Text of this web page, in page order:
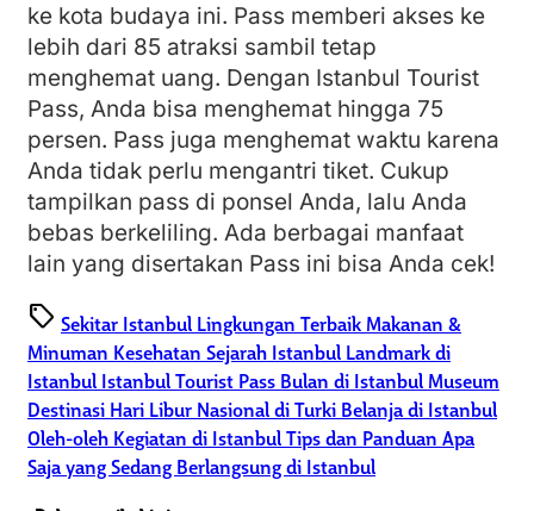
ke kota budaya ini. Pass memberi akses ke
lebih dari 85 atraksi sambil tetap
menghemat uang. Dengan Istanbul Tourist
Pass, Anda bisa menghemat hingga 75
persen. Pass juga menghemat waktu karena
Anda tidak perlu mengantri tiket. Cukup
tampilkan pass di ponsel Anda, lalu Anda
bebas berkeliling. Ada berbagai manfaat
lain yang disertakan Pass ini bisa Anda cek!
sell Sekitar Istanbul Lingkungan Terbaik Makanan &
Minuman Kesehatan Sejarah Istanbul Landmark di
Istanbul Istanbul Tourist Pass Bulan di Istanbul Museum
Destinasi Hari Libur Nasional di Turki Belanja di Istanbul
Oleh-oleh Kegiatan di IstanbulTips dan Panduan Apa
Saja yang Sedang Berlangsung di Istanbul